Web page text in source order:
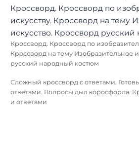
Кроссворд. Кроссворд по
Кроссворд на тему Изобразительное
русский народный костюм
Сложный кроссворд с ответами.
ответами. Вопросы дыл коросфорла.
и ответами